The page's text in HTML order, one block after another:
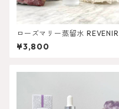
ローズマリー蒸留水 REVENIR
¥3,800